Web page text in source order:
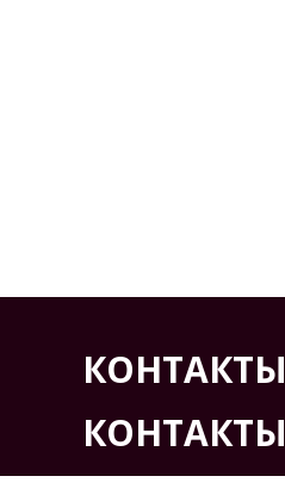
КОНТАКТЫ
КОНТАКТЫ